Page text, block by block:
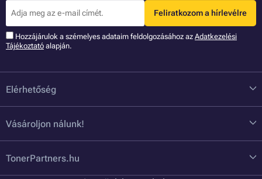
Feliratkozom a hírlevélre
Hozzájárulok a szémelyes adataim feldolgozásához az Adatkezelési
Tájékoztató alapján.
Elérhetőség
Vásároljon nálunk!
TonerPartners.hu